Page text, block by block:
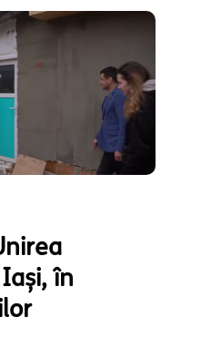
în